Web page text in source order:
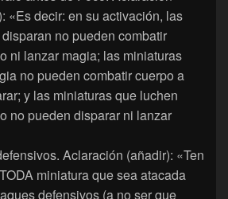
«Es decir: en su activación, las
no pueden combatir
ni lanzar magia; las miniaturas
no pueden combatir cuerpo a
y las miniaturas que luchen
no pueden disparar ni lanzar
Aclaración (añadir): «Ten
miniatura que sea atacada
defensivos (a no ser que